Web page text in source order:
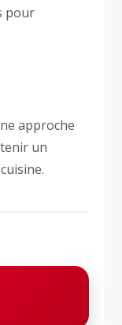
pour
approche
un